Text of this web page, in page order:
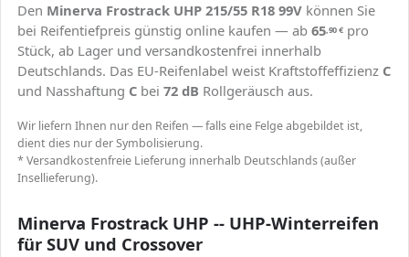
Den Minerva Frostrack UHP 215/55 R18 99V können Sie
bei Reifentiefpreis günstig online kaufen — ab 65,90€ pro
Stück, ab Lager und versandkostenfrei innerhalb
Deutschlands. Das EU-Reifenlabel weist Kraftstoffeffizienz C
und Nasshaftung C bei 72 dB Rollgeräusch aus.
Wir liefern Ihnen nur den Reifen — falls eine Felge abgebildet ist,
dient dies nur der Symbolisierung.
* Versandkostenfreie Lieferung innerhalb Deutschlands (außer
Insellieferung).
Minerva Frostrack UHP -- UHP-Winterreifen
für SUV und Crossover